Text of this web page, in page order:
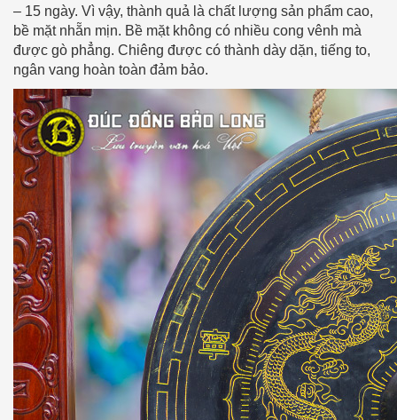
– 15 ngày. Vì vậy, thành quả là chất lượng sản phẩm cao,
bề mặt nhẵn mịn. Bề mặt không có nhiều cong vênh mà
được gò phẳng. Chiêng được có thành dày dặn, tiếng to,
ngân vang hoàn toàn đảm bảo.